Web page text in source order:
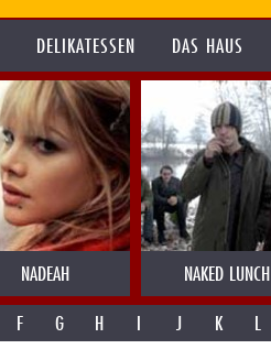
DELIKATESSEN DAS HAUS
NADEAH NAKED LUNCH
F G H I J K L